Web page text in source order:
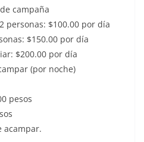
campaña
personas: $100.00 por día
$150.00 por día
$200.00 por día
(por noche)
pesos
acampar.